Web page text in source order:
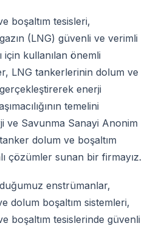
boşaltım tesisleri,
gazın (LNG) güvenli ve verimli
için kullanılan önemli
LNG tankerlerinin dolum ve
enerji
temelini
ve Savunma Sanayi Anonim
dolum ve boşaltım
çözümler sunan bir firmayız.
enstrümanlar,
dolum boşaltım sistemleri,
boşaltım tesislerinde güvenli